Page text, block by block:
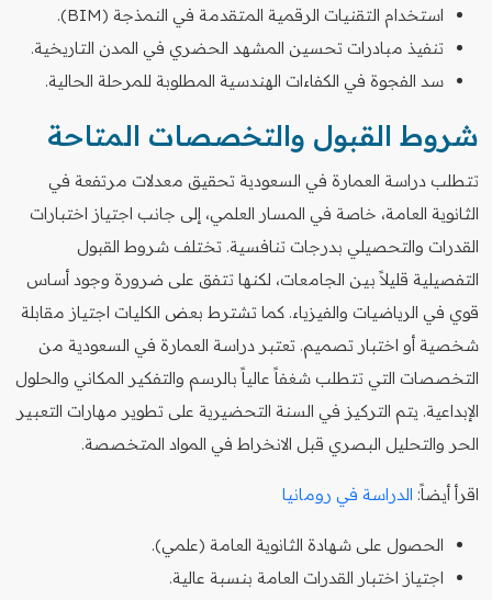
استخدام التقنيات الرقمية المتقدمة في النمذجة (BIM).
تنفيذ مبادرات تحسين المشهد الحضري في المدن التاريخية.
سد الفجوة في الكفاءات الهندسية المطلوبة للمرحلة الحالية.
شروط القبول والتخصصات المتاحة
تتطلب دراسة العمارة في السعودية تحقيق معدلات مرتفعة في
الثانوية العامة، خاصة في المسار العلمي، إلى جانب اجتياز اختبارات
القدرات والتحصيلي بدرجات تنافسية. تختلف شروط القبول
التفصيلية قليلاً بين الجامعات، لكنها تتفق على ضرورة وجود أساس
قوي في الرياضيات والفيزياء. كما تشترط بعض الكليات اجتياز مقابلة
شخصية أو اختبار تصميم. تعتبر دراسة العمارة في السعودية من
التخصصات التي تتطلب شغفاً عالياً بالرسم والتفكير المكاني والحلول
الإبداعية. يتم التركيز في السنة التحضيرية على تطوير مهارات التعبير
الحر والتحليل البصري قبل الانخراط في المواد المتخصصة.
اقرأ أيضاً: الدراسة في رومانيا
الحصول على شهادة الثانوية العامة (علمي).
اجتياز اختبار القدرات العامة بنسبة عالية.